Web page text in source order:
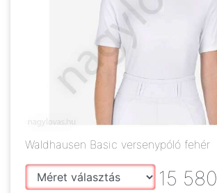
Waldhausen Basic versenypóló fehér
15 580